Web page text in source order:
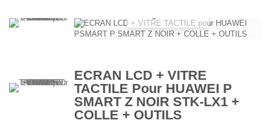
ECRAN LCD + VITRE
TACTILE Pour HUAWEI P
SMART Z NOIR STK-LX1 +
COLLE + OUTILS